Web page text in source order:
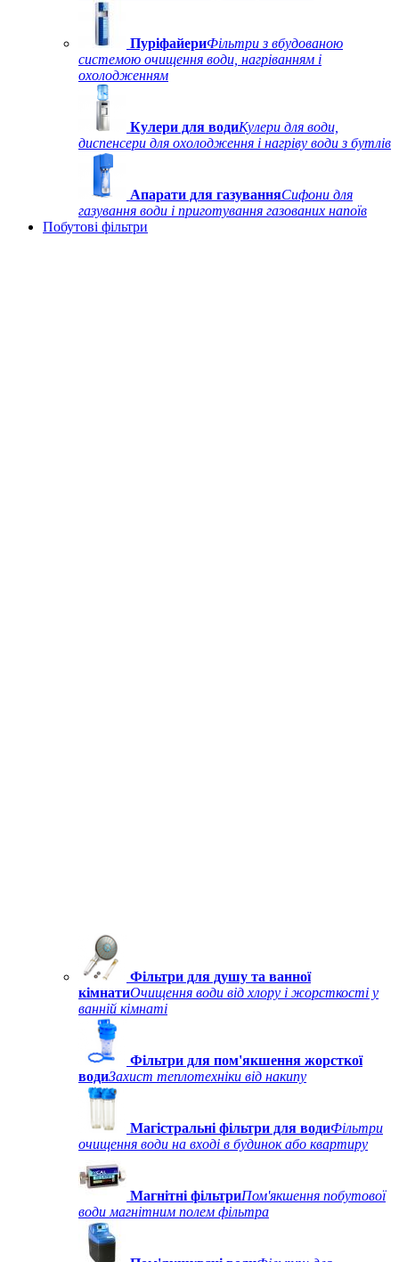
ПуріфайериФільтри з вбудованою
системою очищення води, нагріванням і
охолодженням
Кулери для водиКулери для води,
диспенсери для охолодження і нагріву води з бутлів
Апарати для газуванняСифони для
газування води і приготування газованих напоїв
Побутові фільтри
Фільтри для душу та ванної
кімнатиОчищення води від хлору і жорсткості у
ванній кімнаті
Фільтри для пом'якшення жорсткої
водиЗахист теплотехніки від накипу
Магістральні фільтри для водиФільтри
очищення води на вході в будинок або квартиру
Магнітні фільтриПом'якшення побутової
води магнітним полем фільтра